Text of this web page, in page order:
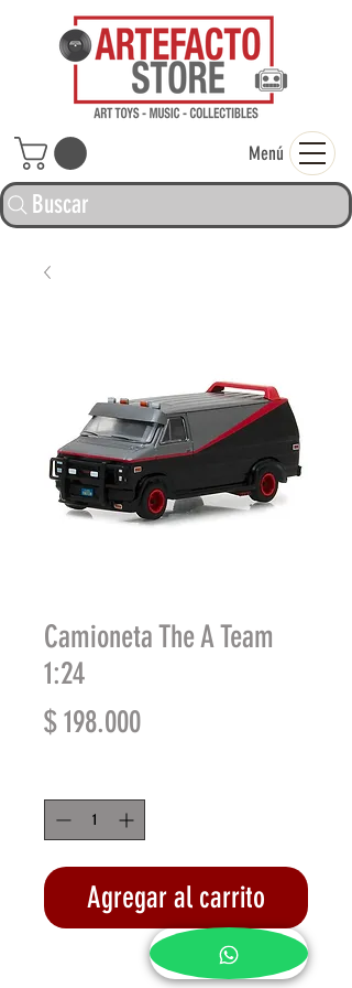
Buscar
Menú
Camioneta The A Team
1:24
$ 198.000Precio
Agregar al carrito
Realizar compra